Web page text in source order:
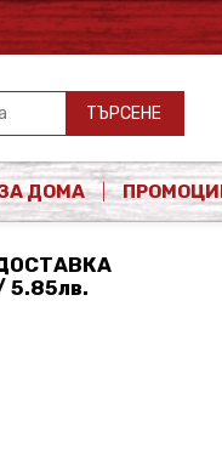
ТЪРСЕНЕ
ДОМА
5.85лв.